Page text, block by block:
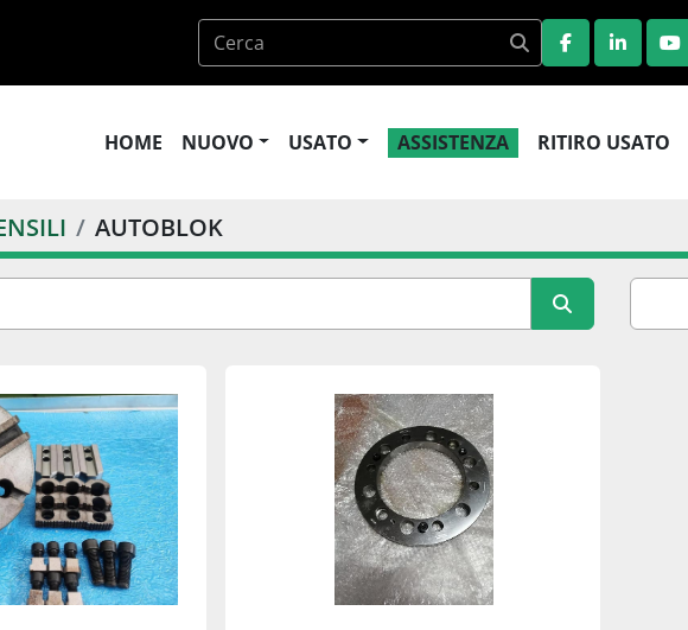
FACEBOOK
HOME NUOVO USATO ASSISTENZA RITIRO USATO
AUTOBLOK